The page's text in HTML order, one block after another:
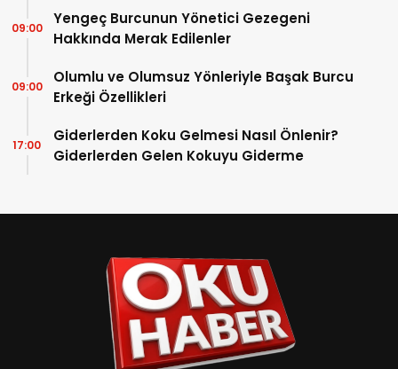
Kaslarını Evde Güçlendirebilir miyim?
Yengeç Burcunun Yönetici Gezegeni
Hakkında Merak Edilenler
Olumlu ve Olumsuz Yönleriyle Başak Burcu
Erkeği Özellikleri
Giderlerden Koku Gelmesi Nasıl Önlenir?
Giderlerden Gelen Kokuyu Giderme